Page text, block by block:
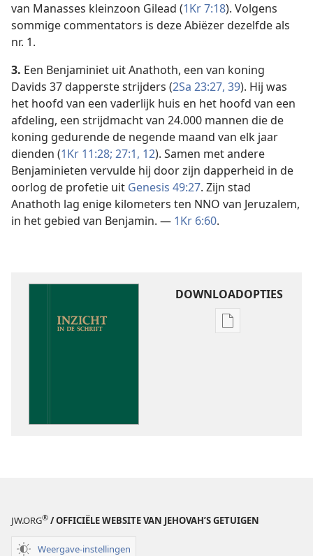
van Manasses kleinzoon Gilead (1Kr 7:18). Volgens
sommige commentators is deze Abiëzer dezelfde als
nr. 1.
3. Een Benjaminiet uit Anathoth, een van koning
Davids 37 dapperste strijders (2Sa 23:27, 39). Hij was
het hoofd van een vaderlijk huis en het hoofd van een
afdeling, een strijdmacht van 24.000 mannen die de
koning gedurende de negende maand van elk jaar
dienden (1Kr 11:28; 27:1, 12). Samen met andere
Benjaminieten vervulde hij door zijn dapperheid in de
oorlog de profetie uit Genesis 49:27. Zijn stad
Anathoth lag enige kilometers ten NNO van Jeruzalem,
in het gebied van Benjamin. — 1Kr 6:60.
DOWNLOADOPTIES
JW.ORG® / OFFICIËLE WEBSITE VAN JEHOVAH’S GETUIGEN
Weergave-instellingen